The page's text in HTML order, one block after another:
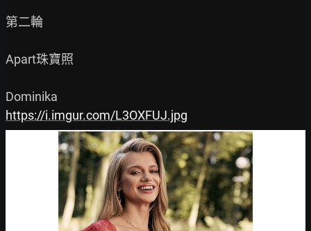
第二輪
Apart珠寶照
https://i.imgur.com/L3OXFUJ.jpg